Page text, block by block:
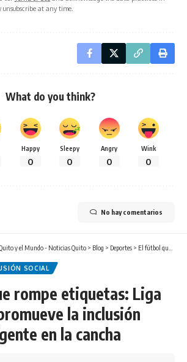
unsubscribe at any time.
What do you think?
Happy
0
Sleepy
0
Angry
0
Wink
0
No hay comentarios
y el Mundo - Noticias Quito > Blog > Deportes > El fútbol que rompe etiquetas: Liga Prosperar promueve la inclusión neurodivergente en la cancha
SOCIAL
rompe etiquetas: Liga
la inclusión
en la cancha